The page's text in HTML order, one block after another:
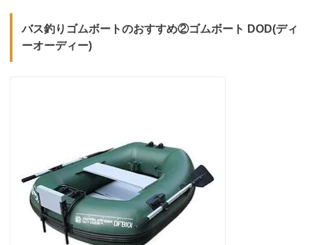
バス釣りゴムボートのおすすめ②ゴムボート DOD(ディ
ーオーディー)